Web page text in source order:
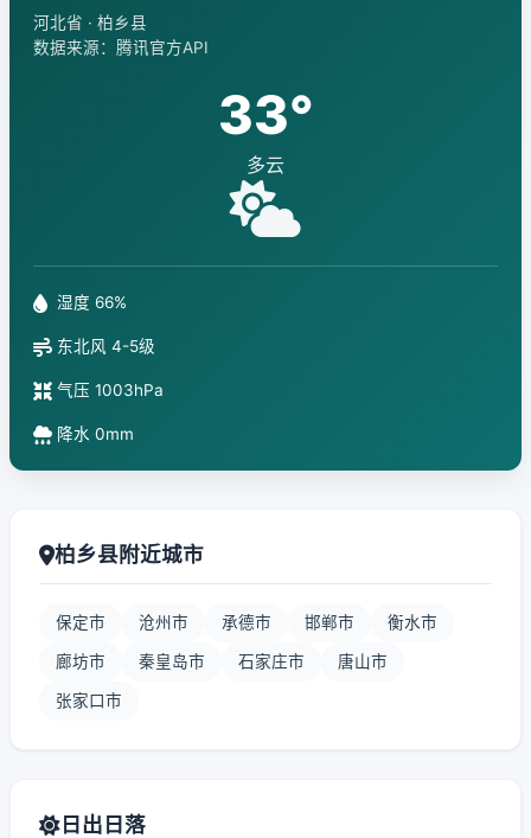
河北省 · 柏乡县
数据来源：腾讯官方API
33°
多云
湿度 66%
东北风 4-5级
气压 1003hPa
降水 0mm
柏乡县附近城市
保定市 沧州市 承德市 邯郸市 衡水市
廊坊市 秦皇岛市 石家庄市 唐山市
张家口市
日出日落